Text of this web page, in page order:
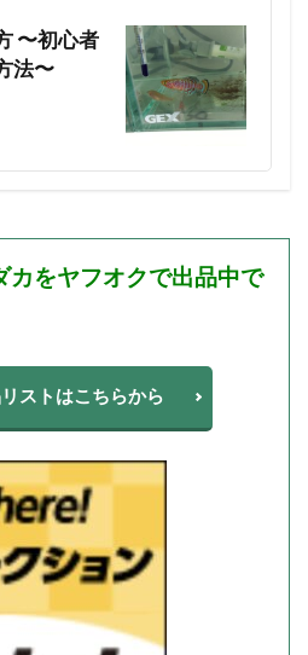
〜初心者
法〜
カをヤフオクで出品中で
ストはこちらから